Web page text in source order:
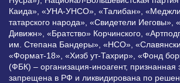
Каида», «УНА-УНСО», «Талибан»,
татарского народа», «Свидетели Иеговы»,
Дивижн», «Братство» Корчинского,
им. Степана Бандеры», «НСО»,
«Формат-18», «Хизб ут-Тахрир», «Фонд
(ФБК) – организация-иноагент, признанная
запрещена в РФ и ликвидирована по